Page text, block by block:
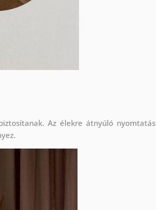
Az élekre átnyúló nyomtatás